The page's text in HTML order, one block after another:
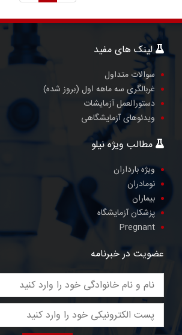
لینک های مفید
سوالات متداول
غربالگری سه ماهه اول (بروز شده)
دستورالعمل آزمایشات
ویدئوهای آزمایشگاهی
مطالب ویژه نیلو
ویژه بارداران
نومادران
بیماران
پزشکان آزمایشگاه
Pregnant
عضویت در خبرنامه